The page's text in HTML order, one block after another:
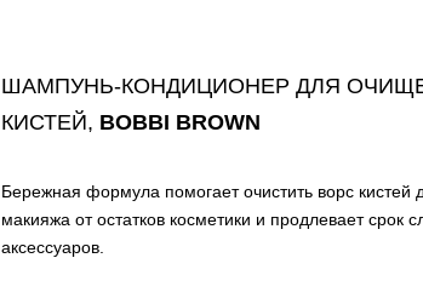
ШАМПУНЬ-КОНДИЦИОНЕР ДЛЯ
КИСТЕЙ, BOBBI BROWN
Бережная формула помогает очистить ворс кистей
макияжа от остатков косметики и продлевает срок
аксессуаров.